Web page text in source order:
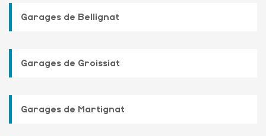
Garages de Bellignat
Garages de Groissiat
Garages de Martignat